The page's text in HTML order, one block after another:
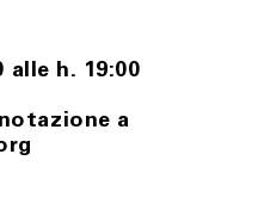
a Fondazione
il danno
prescelti per la
alle h. 19:00
a